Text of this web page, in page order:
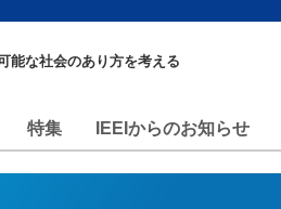
能な社会のあり方を考える
特集 IEEIからのお知らせ